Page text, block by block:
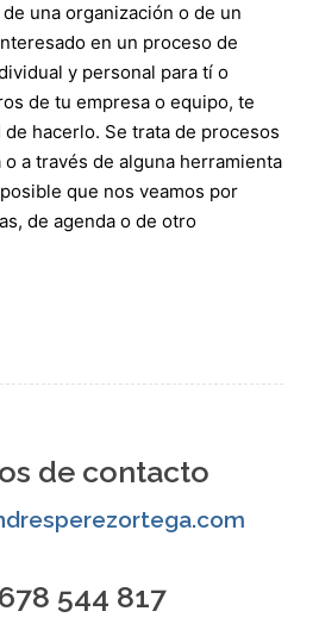
una organización o de un
en un proceso de
y personal para tí o
de tu empresa o equipo, te
hacerlo. Se trata de procesos
o a través de alguna herramienta
que nos veamos por
de agenda o de otro
de contacto
544 817